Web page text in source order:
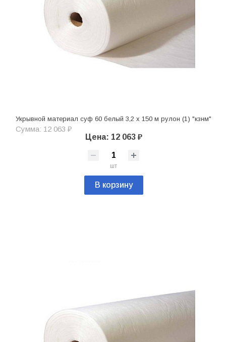
Укрывной материал суф 60 белый 3,2 х 150 м рулон (1) "кзнм"
Сумма: 12 063 ₽
Цена: 12 063 ₽
шт
В корзину